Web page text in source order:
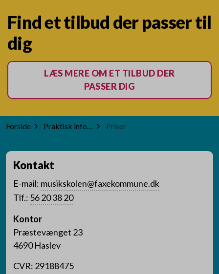
Find et tilbud der passer til
dig
LÆS MERE OM ET TILBUD DER
PASSER DIG
Forside Praktisk information Priser
Kontakt
E-mail: musikskolen@faxekommune.dk
Tlf.: 56 20 38 20
Kontor
Præstevænget 23
4690 Haslev
CVR: 29188475